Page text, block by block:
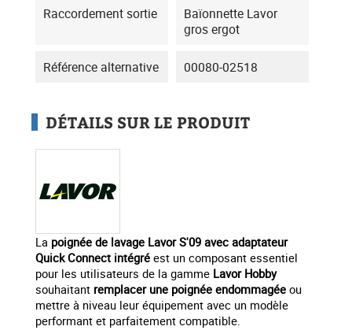
Raccordement sortie
Baïonnette Lavor
gros ergot
Référence alternative 00080-02518
DÉTAILS SUR LE PRODUIT
La poignée de lavage Lavor S'09 avec adaptateur
Quick Connect intégré est un composant essentiel
pour les utilisateurs de la gamme Lavor Hobby
souhaitant remplacer une poignée endommagée ou
mettre à niveau leur équipement avec un modèle
performant et parfaitement compatible.